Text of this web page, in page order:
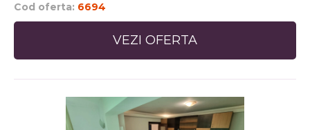
Cod oferta: 6694
VEZI OFERTA